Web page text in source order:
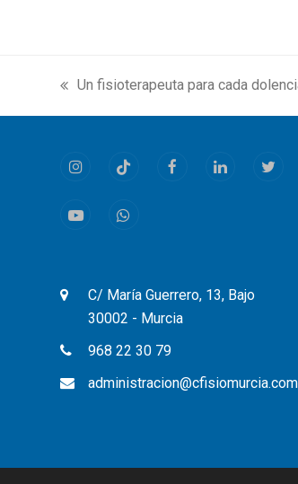
previous
post:
Un fisioterapeuta para cada
InstagramTiktok FacebookLinkedIn
YoutubeWhatsapp
C/ María Guerrero, 13, Bajo
30002 - Murcia
968 22 30 79
administracion@cfisiomurcia.com